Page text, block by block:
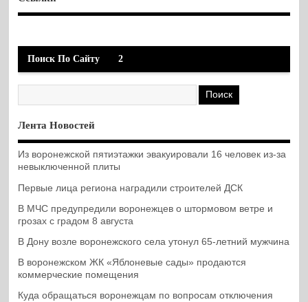
Поиск По Сайту 2
Лента Новостей
Из воронежской пятиэтажки эвакуировали 16 человек из-за
невыключенной плиты
Первые лица региона наградили строителей ДСК
В МЧС предупредили воронежцев о штормовом ветре и
грозах с градом 8 августа
В Дону возле воронежского села утонул 65-летний мужчина
В воронежском ЖК «Яблоневые сады» продаются
коммерческие помещения
Куда обращаться воронежцам по вопросам отключения